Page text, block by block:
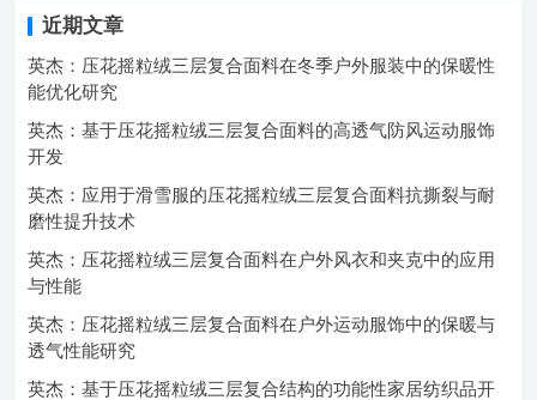
近期文章
英杰：压花摇粒绒三层复合面料在冬季户外服装中的保暖性
能优化研究
英杰：基于压花摇粒绒三层复合面料的高透气防风运动服饰
开发
英杰：应用于滑雪服的压花摇粒绒三层复合面料抗撕裂与耐
磨性提升技术
英杰：压花摇粒绒三层复合面料在户外风衣和夹克中的应用
与性能
英杰：压花摇粒绒三层复合面料在户外运动服饰中的保暖与
透气性能研究
英杰：基于压花摇粒绒三层复合结构的功能性家居纺织品开